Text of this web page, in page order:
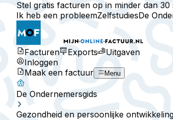
Stel gratis facturen op in minder dan 30
Ik heb een probleemZelfstudiesDe
Facturen Exports
Uitgaven
Inloggen
Maak een factuur
Menu
De Ondernemersgids
Gezondheid en persoonlijke